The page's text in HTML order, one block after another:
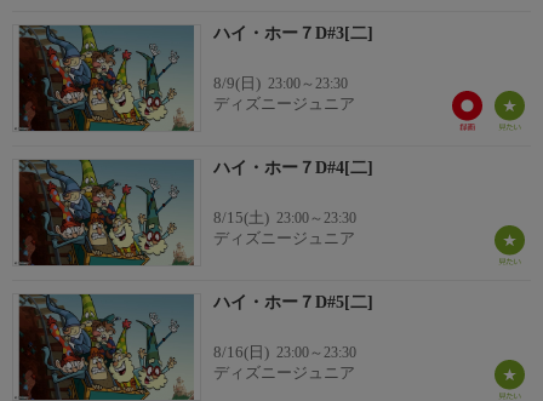
ハイ・ホー７D#3[二]
8/9(日) 23:00～23:30
ディズニージュニア
ハイ・ホー７D#4[二]
8/15(土) 23:00～23:30
ディズニージュニア
ハイ・ホー７D#5[二]
8/16(日) 23:00～23:30
ディズニージュニア